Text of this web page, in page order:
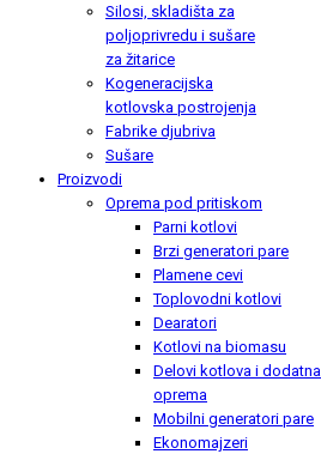
Silosi, skladišta za
poljoprivredu i sušare
za žitarice
Kogeneracijska
kotlovska postrojenja
Fabrike djubriva
Sušare
Proizvodi
Oprema pod pritiskom
Parni kotlovi
Brzi generatori pare
Plamene cevi
Toplovodni kotlovi
Dearatori
Kotlovi na biomasu
Delovi kotlova i dodatna
oprema
Mobilni generatori pare
Ekonomajzeri